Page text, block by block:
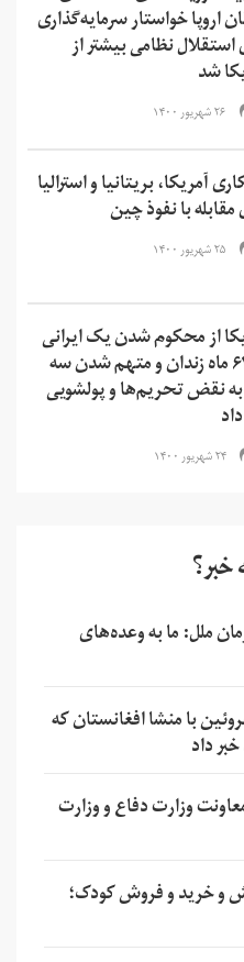
اروپا خواستار سرمایه‌گذاری
استقلال نظامی بیشتر از
شد
۲۶ شهریور ۱۴۰۰
آمریکا، بریتانیا و استرالیا
مقابله با نفوذ چین
۲۵ شهریور ۱۴۰۰
از محکوم شدن یک ایرانی
به ۶۳ ماه زندان و متهم شدن سه
نقض تحریم‌ها و‌ پولشویی
۲۴ شهریور ۱۴۰۰
خبر؟
ملل: ما به وعده‌های
دلار هروئین با منشا افغانستان که
داد
وزارت دفاع و وزارت
و خرید و فروش کودک؛